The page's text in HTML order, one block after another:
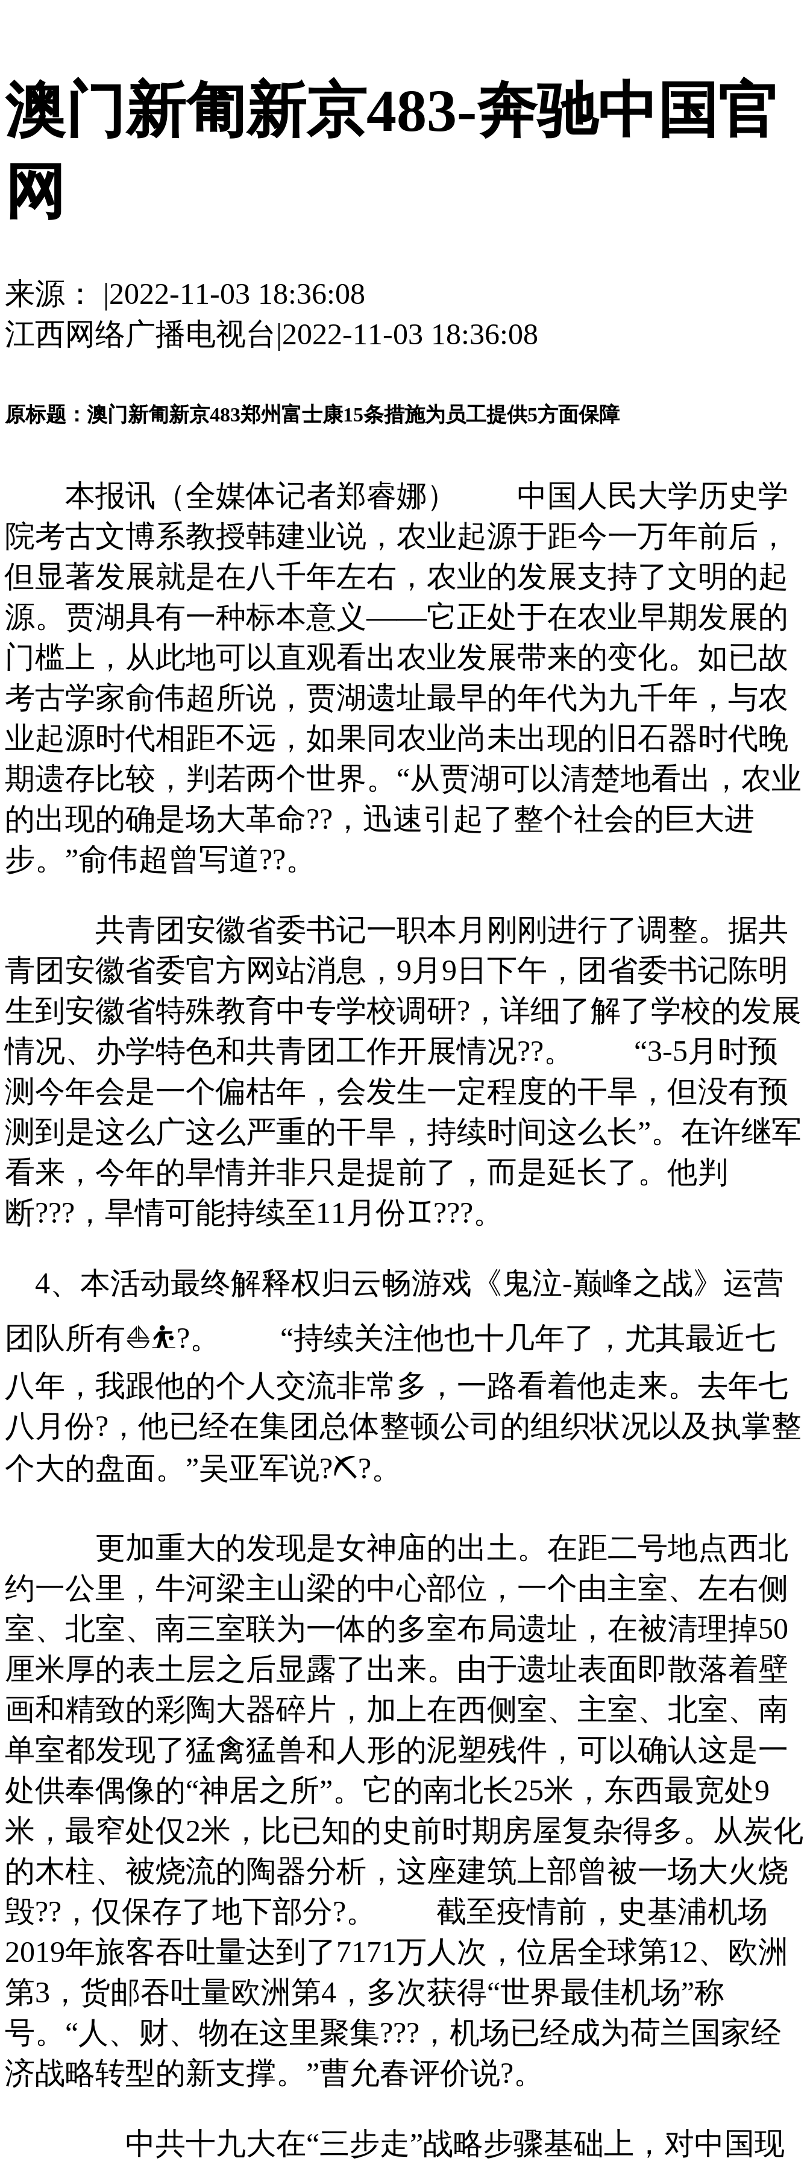
澳门新匍新京483-奔驰中国官
网
来源： |2022-11-03 18:36:08
江西网络广播电视台|2022-11-03 18:36:08
原标题：澳门新匍新京483郑州富士康15条措施为员工提供5方面保障
本报讯（全媒体记者郑睿娜） 中国人民大学历史学
院考古文博系教授韩建业说，农业起源于距今一万年前后，
但显著发展就是在八千年左右，农业的发展支持了文明的起
源。贾湖具有一种标本意义——它正处于在农业早期发展的
门槛上，从此地可以直观看出农业发展带来的变化。如已故
考古学家俞伟超所说，贾湖遗址最早的年代为九千年，与农
业起源时代相距不远，如果同农业尚未出现的旧石器时代晚
期遗存比较，判若两个世界。“从贾湖可以清楚地看出，农业
的出现的确是场大革命??，迅速引起了整个社会的巨大进
步。”俞伟超曾写道??。
共青团安徽省委书记一职本月刚刚进行了调整。据共
青团安徽省委官方网站消息，9月9日下午，团省委书记陈明
生到安徽省特殊教育中专学校调研?，详细了解了学校的发展
情况、办学特色和共青团工作开展情况??。 “3-5月时预
测今年会是一个偏枯年，会发生一定程度的干旱，但没有预
测到是这么广这么严重的干旱，持续时间这么长”。在许继军
看来，今年的旱情并非只是提前了，而是延长了。他判
断???，旱情可能持续至11月份♊???。
4、本活动最终解释权归云畅游戏《鬼泣-巅峰之战》运营
团队所有⛵⛹?。 “持续关注他也十几年了，尤其最近七
八年，我跟他的个人交流非常多，一路看着他走来。去年七
八月份?，他已经在集团总体整顿公司的组织状况以及执掌整
个大的盘面。”吴亚军说?⛏?。
更加重大的发现是女神庙的出土。在距二号地点西北
约一公里，牛河梁主山梁的中心部位，一个由主室、左右侧
室、北室、南三室联为一体的多室布局遗址，在被清理掉50
厘米厚的表土层之后显露了出来。由于遗址表面即散落着壁
画和精致的彩陶大器碎片，加上在西侧室、主室、北室、南
单室都发现了猛禽猛兽和人形的泥塑残件，可以确认这是一
处供奉偶像的“神居之所”。它的南北长25米，东西最宽处9
米，最窄处仅2米，比已知的史前时期房屋复杂得多。从炭化
的木柱、被烧流的陶器分析，这座建筑上部曾被一场大火烧
毁??，仅保存了地下部分?。 截至疫情前，史基浦机场
2019年旅客吞吐量达到了7171万人次，位居全球第12、欧洲
第3，货邮吞吐量欧洲第4，多次获得“世界最佳机场”称
号。“人、财、物在这里聚集???，机场已经成为荷兰国家经
济战略转型的新支撑。”曹允春评价说?。
中共十九大在“三步走”战略步骤基础上，对中国现